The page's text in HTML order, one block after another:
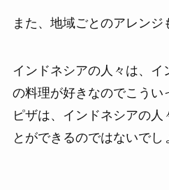
また、地域ごとのアレンジ
インドネシアの人々は、イ
の料理が好きなのでこうい
ピザは、インドネシアの人
とができるのではないでし